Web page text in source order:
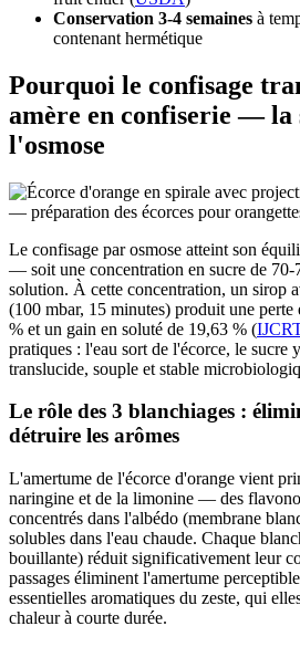
Conservation 3-4 semaines à
contenant hermétique
Pourquoi le confisage
amère en confiserie — la
l'osmose
Le confisage par osmose atteint son
— soit une concentration en sucre de 70-
solution. À cette concentration, un sirop
(100 mbar, 15 minutes) produit une perte
% et un gain en soluté de 19,63 % (
pratiques : l'eau sort de l'écorce, le sucre
translucide, souple et stable
Le rôle des 3 blanchiages :
détruire les arômes
L'amertume de l'écorce d'orange vient
naringine et de la limonine — des
concentrés dans l'albédo (membrane
solubles dans l'eau chaude. Chaque
bouillante) réduit significativement leur
passages éliminent l'amertume
essentielles aromatiques du zeste, qui
chaleur à courte durée.